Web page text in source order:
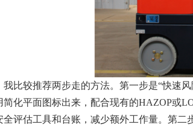
我比较推荐两步走的方法。第一步是“快速
简化平面图标出来，配合现有的HAZOP或
全评估工具和台账，减少额外工作量。第